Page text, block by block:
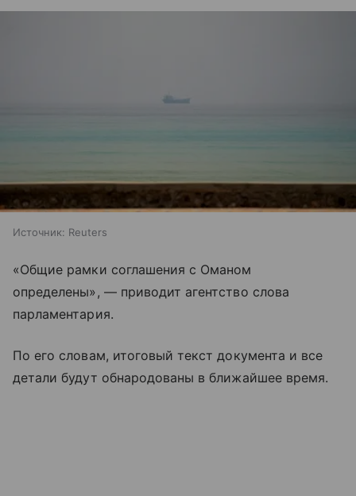
Источник: Reuters
«Общие рамки соглашения с Оманом
определены», — приводит агентство слова
парламентария.
По его словам, итоговый текст документа и все
детали будут обнародованы в ближайшее время.